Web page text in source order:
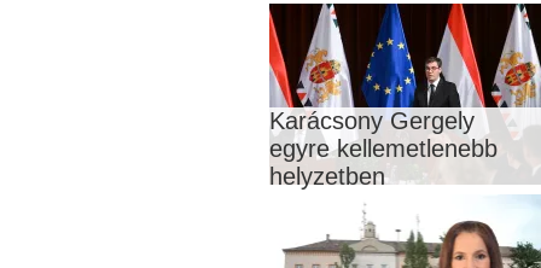
Karácsony Gergely
egyre kellemetlenebb
helyzetben